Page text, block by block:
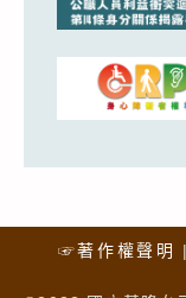
☞著作權聲明